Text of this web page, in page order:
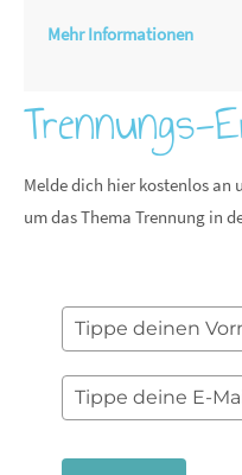
Mehr Informationen
Melde dich hier kostenlos an
um das Thema Trennung in